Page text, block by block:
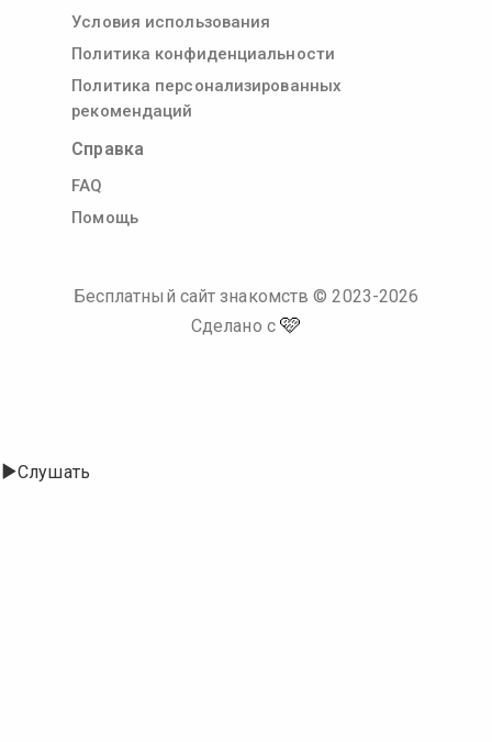
Условия использования
Политика конфиденциальности
Политика персонализированных
рекомендаций
Справка
FAQ
Помощь
Бесплатный сайт знакомств © 2023-2026
Сделано с 🩷
Слушать